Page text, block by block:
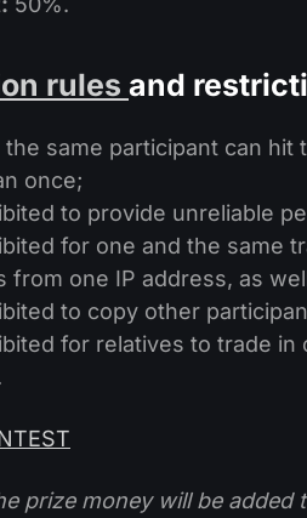
rules and
the same participant can
once;
to provide unreliable
for one and the same
from one IP address, as
to copy other
for relatives to trade in
prize money will be